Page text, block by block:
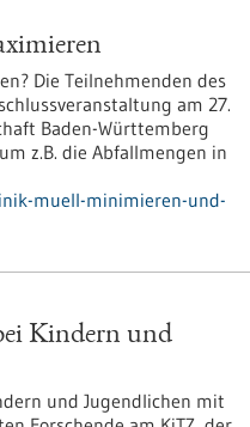
Die Teilnehmenden des
am 27.
Baden-Württemberg
z.B. die Abfallmengen in
muell-minimieren-und-
Kindern und
und Jugendlichen mit